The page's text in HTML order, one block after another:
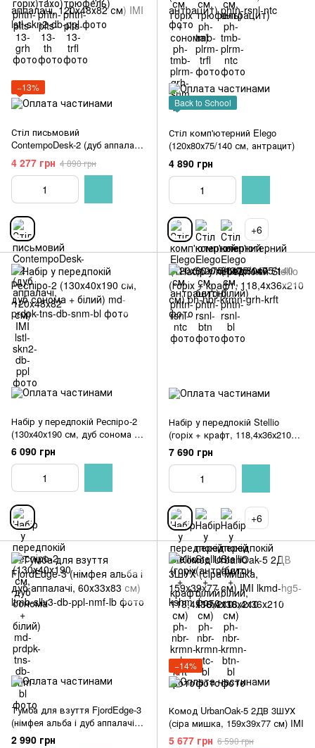
−13%
Стіл письмовий
ContempoDesk-2 (дуб аппалачі,
120х48х82 см) IMI
4 277 грн 4 890 грн
Back to School
Стіл комп'ютерний Elego
(120х80х75/140 см, антрацит)
4 890 грн
+6
Набір у передпокій Респіро-2
(130х40х190 см, дуб сонома +
білий)
6 090 грн
Набір у передпокій Stellio
(горіх + крафт, 118,4х36х210
см)
7 690 грн
+6
Тумба для взуття FjordEdge-3
(німфея альба і дуб аппалачі,
60х33х83 см)
2 990 грн
−14%
Комод UrbanOak-5 2ДВ 3ШУХ
(сіра мишка, 159x39x77 см) IMI
5 677 грн 6 590 грн